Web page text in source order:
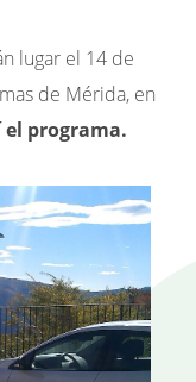
lugar el 14 de
de Mérida, en
programa.